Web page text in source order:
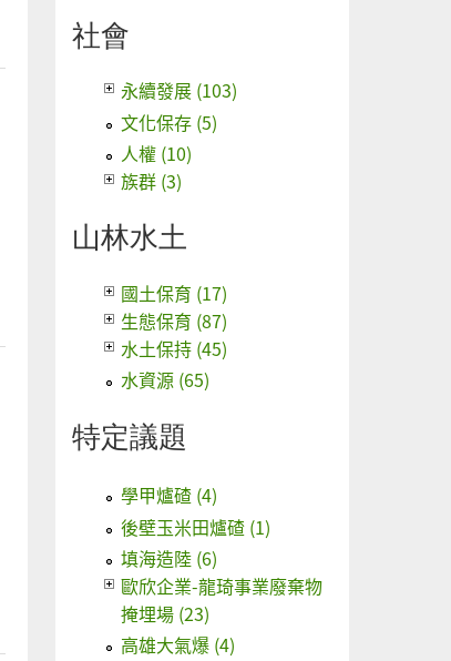
社會
永續發展 (103)
文化保存 (5)
人權 (10)
族群 (3)
山林水土
國土保育 (17)
生態保育 (87)
水土保持 (45)
水資源 (65)
特定議題
學甲爐碴 (4)
後壁玉米田爐碴 (1)
填海造陸 (6)
歐欣企業-龍琦事業廢棄物
掩埋場 (23)
高雄大氣爆 (4)